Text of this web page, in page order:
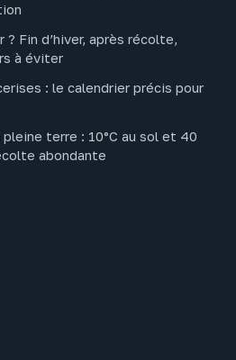
Fin d’hiver, après récolte,
à éviter
: le calendrier précis pour
terre : 10°C au sol et 40
abondante